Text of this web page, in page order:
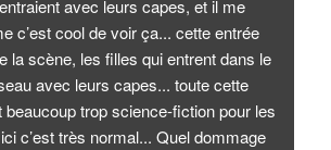
avec leurs capes, et il me
c’est cool de voir ça... cette entrée
la scène, les filles qui entrent dans le
avec leurs capes... toute cette
trop science-fiction pour les
c’est très normal... Quel dommage